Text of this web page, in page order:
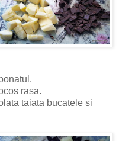
rasa.
taiata bucatele si